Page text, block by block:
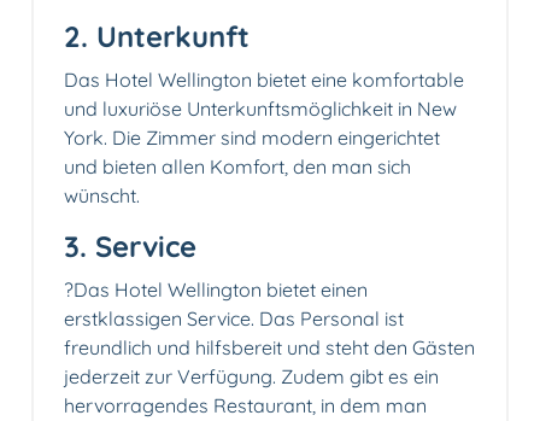
2. Unterkunft
Das Hotel Wellington bietet eine komfortable
und luxuriöse Unterkunftsmöglichkeit in New
York. Die Zimmer sind modern eingerichtet
und bieten allen Komfort, den man sich
wünscht.
3. Service
?‍Das Hotel Wellington bietet einen
erstklassigen Service. Das Personal ist
freundlich und hilfsbereit und steht den Gästen
jederzeit zur Verfügung. Zudem gibt es ein
hervorragendes Restaurant, in dem man